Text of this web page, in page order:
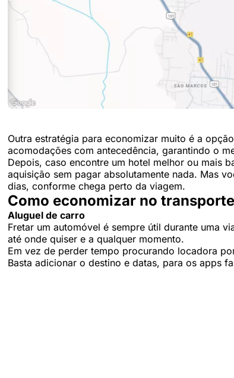
Outra estratégia para economizar muito é a
acomodações com antecedência, garantindo o
Depois, caso encontre um hotel melhor ou mais
aquisição sem pagar absolutamente nada. Mas
dias, conforme chega perto da viagem.
Como economizar no
Aluguel de carro
Fretar um automóvel é sempre útil durante uma
até onde quiser e a qualquer momento.
Em vez de perder tempo procurando locadora
Basta adicionar o destino e datas, para os apps